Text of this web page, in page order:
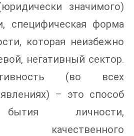
значимого)
специфическая форма
которая неизбежно
негативный сектор.
(во всех
– это способ
личности,
качественного